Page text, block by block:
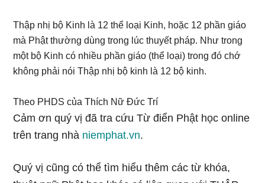
Thập nhị bộ Kinh là 12 thể loại Kinh, hoặc 12 phần giáo
mà Phật thường dùng trong lúc thuyết pháp. Như trong
một bộ Kinh có nhiều phần giáo (thể loại) trong đó chớ
không phải nói Thập nhị bộ kinh là 12 bộ kinh.
Theo PHDS của Thích Nữ Đức Trí
Cảm ơn quý vị đã tra cứu Từ điển Phật học online
trên trang nhà niemphat.vn.
Quý vị cũng có thể tìm hiểu thêm các từ khóa,